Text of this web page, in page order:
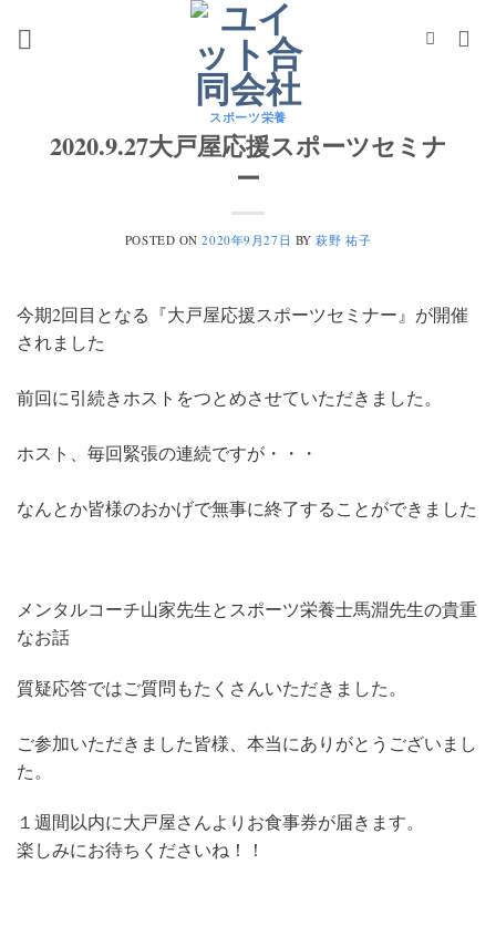
スポーツ栄養
2020.9.27大戸屋応援スポーツセミナ
ー
POSTED ON2020年9月27日 BY萩野 祐子
今期2回目となる『大戸屋応援スポーツセミナー』が開催
されました
前回に引続きホストをつとめさせていただきました。
ホスト、毎回緊張の連続ですが・・・
なんとか皆様のおかげで無事に終了することができました
メンタルコーチ山家先生とスポーツ栄養士馬淵先生の貴重
なお話
質疑応答ではご質問もたくさんいただきました。
ご参加いただきました皆様、本当にありがとうございまし
た。
１週間以内に大戸屋さんよりお食事券が届きます。
楽しみにお待ちくださいね！！